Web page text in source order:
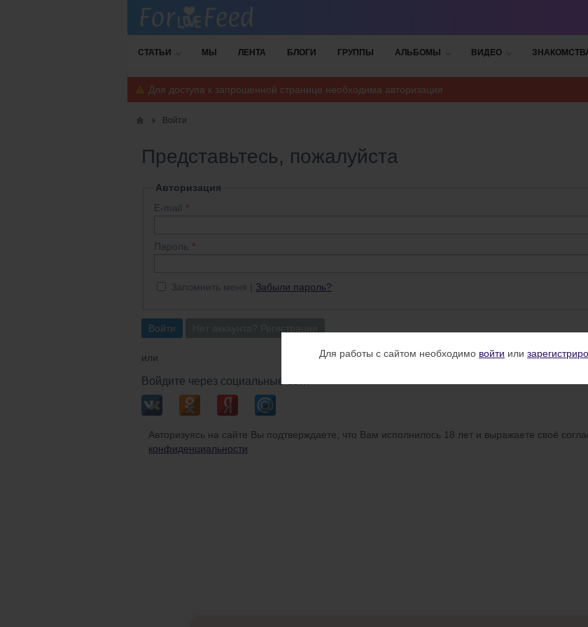
Для работы с сайтом необходимо войти или
СТАТЬИ МЫ ЛЕНТА БЛОГИ ГРУППЫ АЛЬБОМЫ ВИДЕО
Для доступа к запрошенной странице необходима авторизация
Войти
Представьтесь, пожалуйста
Авторизация
E-mail
Пароль
Запомнить меня Забыли пароль?
Войти
или
Войдите через социальные сети
Авторизуясь на сайте Вы подтверждаете, что Вам исполнилось 18 лет и выражаете своё
конфиденциальности